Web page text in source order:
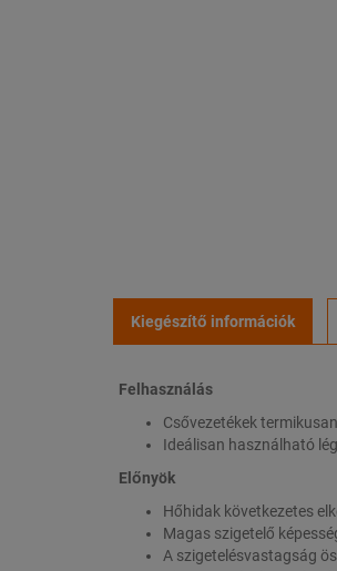
Kiegészítő információk
Felhasználás
Csővezetékek
Ideálisan használható
Előnyök
Hőhidak következetes
Magas szigetelő
A szigetelésvastagság